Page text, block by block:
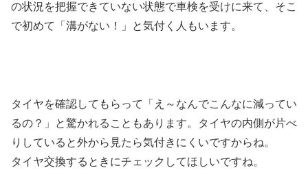
の状況を把握できていない状態で車検を受けに来て、そこ
で初めて「溝がない！」と気付く人もいます。
タイヤを確認してもらって「え～なんでこんなに減ってい
るの？」と驚かれることもあります。タイヤの内側が片べ
りしていると外から見たら気付きにくいですからね。
タイヤ交換するときにチェックしてほしいですね。